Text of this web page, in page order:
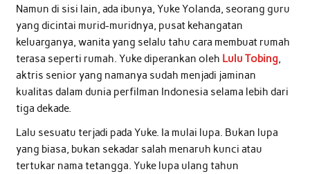
Namun di sisi lain, ada ibunya, Yuke Yolanda, seorang guru
yang dicintai murid-muridnya, pusat kehangatan
keluarganya, wanita yang selalu tahu cara membuat rumah
terasa seperti rumah. Yuke diperankan oleh Lulu Tobing,
aktris senior yang namanya sudah menjadi jaminan
kualitas dalam dunia perfilman Indonesia selama lebih dari
tiga dekade.
Lalu sesuatu terjadi pada Yuke. Ia mulai lupa. Bukan lupa
yang biasa, bukan sekadar salah menaruh kunci atau
tertukar nama tetangga. Yuke lupa ulang tahun